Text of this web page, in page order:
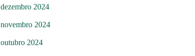
dezembro 2024
novembro 2024
outubro 2024